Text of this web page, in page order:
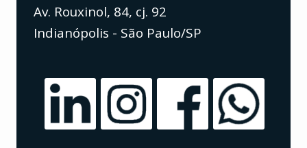
Av. Rouxinol, 84, cj. 92
Indianópolis - São Paulo/SP